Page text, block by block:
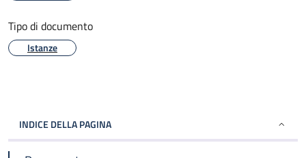
Tipo di documento
Istanze
INDICE DELLA PAGINA